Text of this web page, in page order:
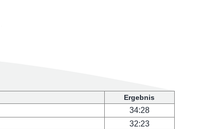
Ergebnis
34:28
32:23